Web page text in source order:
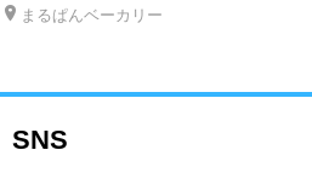
まるぱんベーカリー
SNS